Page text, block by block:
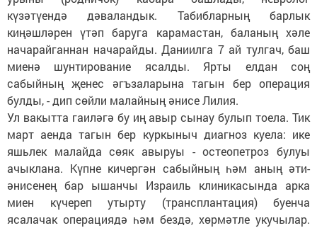
күзәтүендә дәваландык. Табибларның барлык
киңәшләрен үтәп баруга карамастан, баланың хәле
начарайганнан начарайды. Даниилга 7 ай тулгач, баш
миенә шунтирование ясалды. Ярты елдан соң
сабыйның җенес әгъзаларына тагын бер операция
булды, - дип сөйли малайның әнисе Лилия.
Ул вакытта гаиләгә бу иң авыр сынау булып тоела. Тик
март аенда тагын бер куркыныч диагноз куела: ике
яшьлек малайда сөяк авыруы - остеопетроз булуы
ачыклана. Күпне кичергән сабыйның һәм аның әти-
әнисенең бар ышанчы Израиль клиникасында арка
миен күчереп утырту (трансплантация) буенча
ясалачак операциядә һәм бездә, хөрмәтле укучылар.